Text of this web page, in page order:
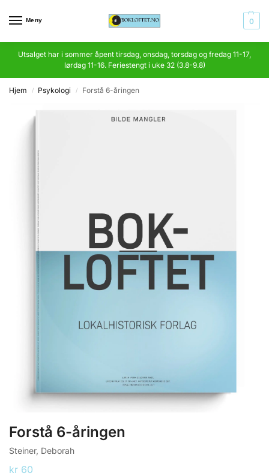
Meny 0
Utsalget har i sommer åpent tirsdag, onsdag, torsdag og fredag 11-17,
lørdag 11-16. Feriestengt i uke 32 (3.8-9.8)
Hjem / Psykologi / Forstå 6-åringen
Forstå 6-åringen
Steiner, Deborah
kr 60